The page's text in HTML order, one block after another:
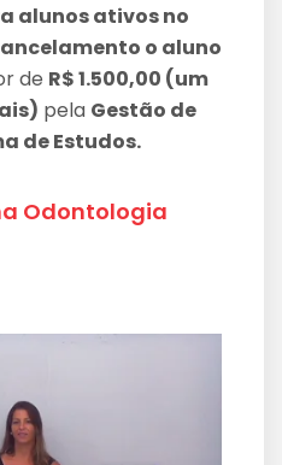
alunos ativos no
o aluno
de R$ 1.500,00 (um
pela Gestão de
de Estudos.
Odontologia